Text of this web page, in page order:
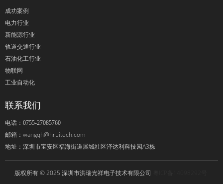
成功案例
电力行业
新能源行业
轨道交通行业
石油化工行业
物联网
工业自动化
联系我们
电话：0755-27085760
邮箱： wangqh@hruitech.com
地址： 深圳市宝安区福海街道展城社区泽达利科技园A3栋
版权所有 © 2025 深圳市洪瑞光祥电子技术有限公司